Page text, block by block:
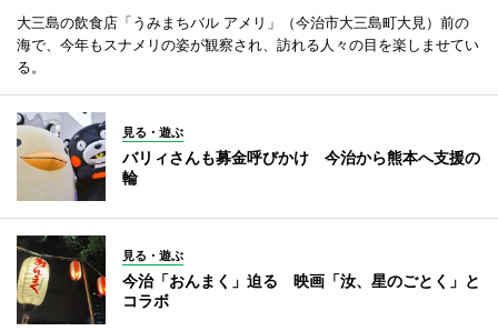
大三島の飲食店「うみまちバル アメリ」（今治市大三島町大見）前の
海で、今年もスナメリの姿が観察され、訪れる人々の目を楽しませてい
る。
見る・遊ぶ
バリィさんも募金呼びかけ 今治から熊本へ支援の
輪
見る・遊ぶ
今治「おんまく」迫る 映画「汝、星のごとく」と
コラボ